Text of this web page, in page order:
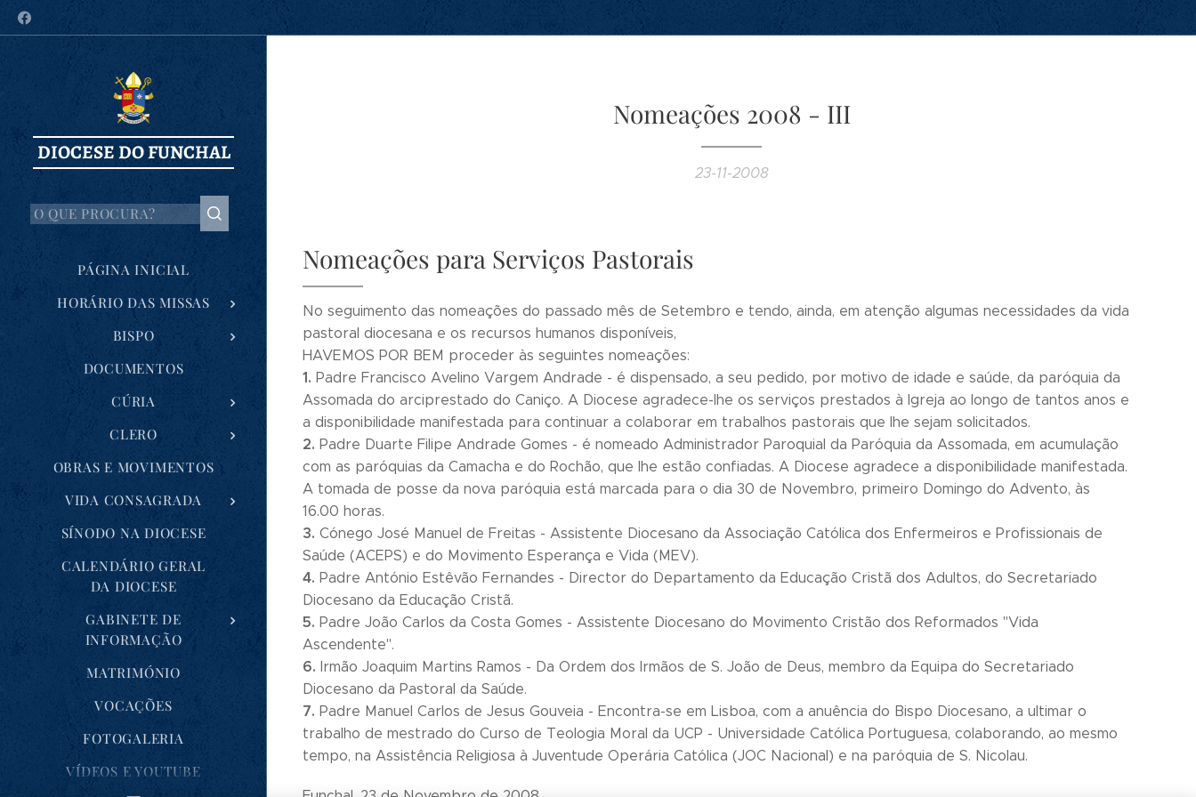
DIOCESE DO FUNCHAL
PÁGINA INICIAL
HORÁRIO DAS MISSAS
BISPO
DOCUMENTOS
CÚRIA
CLERO
OBRAS E MOVIMENTOS
VIDA CONSAGRADA
SÍNODO NA DIOCESE
CALENDÁRIO GERAL
DA DIOCESE
GABINETE DE
INFORMAÇÃO
MATRIMÓNIO
VOCAÇÕES
FOTOGALERIA
VÍDEOS E YOUTUBE
Nomeações 2008 - III
23-11-2008
Nomeações para Serviços Pastorais
No seguimento das nomeações do passado mês de Setembro e tendo, ainda, em atenção algumas necessidades da vida
pastoral diocesana e os recursos humanos disponíveis,
HAVEMOS POR BEM proceder às seguintes nomeações:
1. Padre Francisco Avelino Vargem Andrade ­- é dispensado, a seu pedido, por motivo de idade e saúde, da paróquia da
Assomada do arciprestado do Caniço. A Diocese agradece-lhe os serviços prestados à Igreja ao longo de tantos anos e
a disponibilidade manifestada para continuar a colaborar em trabalhos pastorais que lhe sejam solicitados.
2. Padre Duarte Filipe Andrade Gomes - é nomeado Administrador Paroquial da Paróquia da Assomada, em acumulação
com as paróquias da Camacha e do Rochão, que lhe estão confiadas. A Diocese agradece a disponibilidade manifestada.
A tomada de posse da nova paróquia está marcada para o dia 30 de Novembro, primeiro Domingo do Advento, às
16.00 horas.
3. Cónego José Manuel de Freitas - Assistente Diocesano da Associação Católica dos Enfermeiros e Profissionais de
Saúde (ACEPS) e do Movimento Esperança e Vida (MEV).
4. Padre António Estêvão Fernandes - Director do Departamento da Educação Cristã dos Adultos, do Secretariado
Diocesano da Educação Cristã.
5. Padre João Carlos da Costa Gomes - Assistente Diocesano do Movimento Cristão dos Reformados "Vida
Ascendente".
6. Irmão Joaquim Martins Ramos - Da Ordem dos Irmãos de S. João de Deus, membro da Equipa do Secretariado
Diocesano da Pastoral da Saúde.
7. Padre Manuel Carlos de Jesus Gouveia - Encontra-se em Lisboa, com a anuência do Bispo Diocesano, a ultimar o
trabalho de mestrado do Curso de Teologia Moral da UCP - Universidade Católica Portuguesa, colaborando, ao mesmo
tempo, na Assistência Religiosa à Juventude Operária Católica (JOC Nacional) e na paróquia de S. Nicolau.